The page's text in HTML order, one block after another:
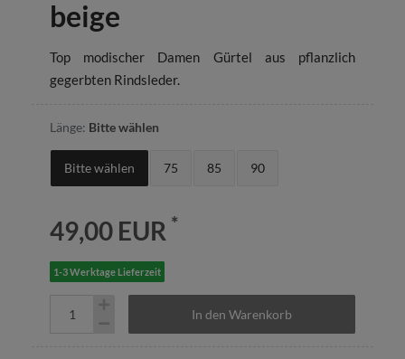
beige
Top modischer Damen Gürtel aus pflanzlich
gegerbten Rindsleder.
Länge: Bitte wählen
Bitte wählen 75 85 90
49,00 EUR *
1-3 Werktage Lieferzeit
In den Warenkorb